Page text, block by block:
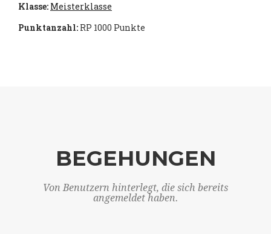
Klasse: Meisterklasse
Punktanzahl: RP 1000 Punkte
BEGEHUNGEN
Von Benutzern hinterlegt, die sich bereits
angemeldet haben.